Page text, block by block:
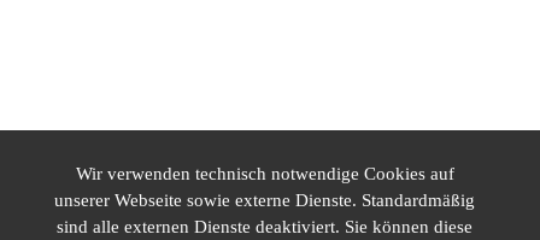
Wir verwenden technisch notwendige Cookies auf
unserer Webseite sowie externe Dienste. Standardmäßig
sind alle externen Dienste deaktiviert. Sie können diese